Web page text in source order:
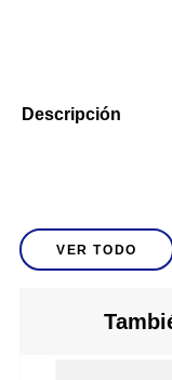
Descripción
Cantidad de
Descripción De
VER TODO